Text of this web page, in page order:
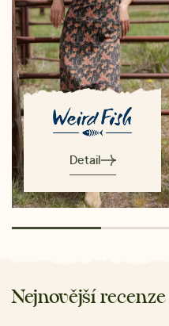
Detail
Nejnovější recenze